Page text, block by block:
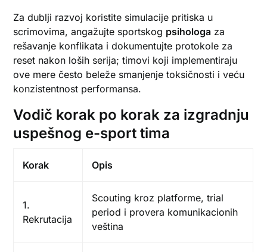
Za dublji razvoj koristite simulacije pritiska u
scrimovima, angažujte sportskog psihologa za
rešavanje konflikata i dokumentujte protokole za
reset nakon loših serija; timovi koji implementiraju
ove mere često beleže smanjenje toksičnosti i veću
konzistentnost performansa.
Vodič korak po korak za izgradnju
uspešnog e-sport tima
Korak Opis
1.
Rekrutacija
Scouting kroz platforme, trial
period i provera komunikacionih
veština